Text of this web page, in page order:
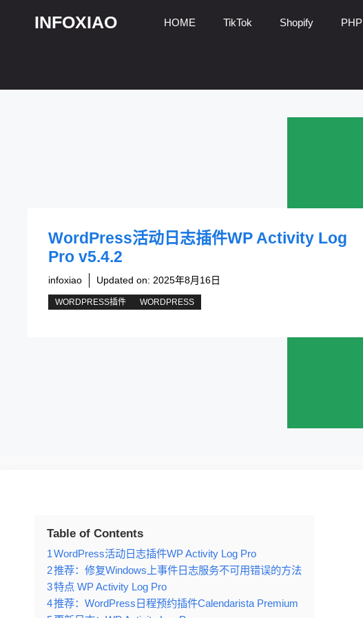
INFOXIAO HOME TikTok Shopify PHP
WordPress活动日志插件WP Activity Log
Pro v5.4.2
infoxiao Updated on: 2025年8月16日
WORDPRESS插件 WORDPRESS
Table of Contents
1WordPress活动日志插件WP Activity Log Pro
2推荐：修复Windows上事件日志服务不可用错误的方法
3特点 WP Activity Log Pro
4推荐：WordPress日程预约插件Calendarista Premium